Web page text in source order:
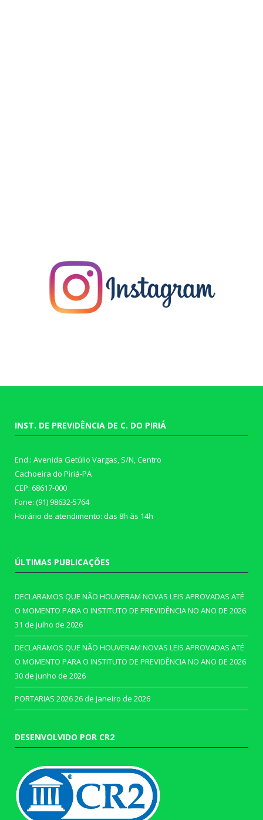
INST. DE PREVIDÊNCIA DE C. DO PIRIÁ
End.: Avenida Getúlio Vargas, S/N, Centro
Cachoeira do Piriá-PA
CEP: 68617-000
Fone: (91) 98632-5764
Horário de atendimento: das 8h às 14h
ÚLTIMAS PUBLICAÇÕES
DECLARAMOS QUE NÃO HOUVERAM NOVAS LEIS APROVADAS ATÉ
O MOMENTO PARA O INSTITUTO DE PREVIDÊNCIA NO ANO DE 2026
31 de julho de 2026
DECLARAMOS QUE NÃO HOUVERAM NOVAS LEIS APROVADAS ATÉ
O MOMENTO PARA O INSTITUTO DE PREVIDÊNCIA NO ANO DE 2026
30 de junho de 2026
PORTARIAS 202626 de janeiro de 2026
DESENVOLVIDO POR CR2